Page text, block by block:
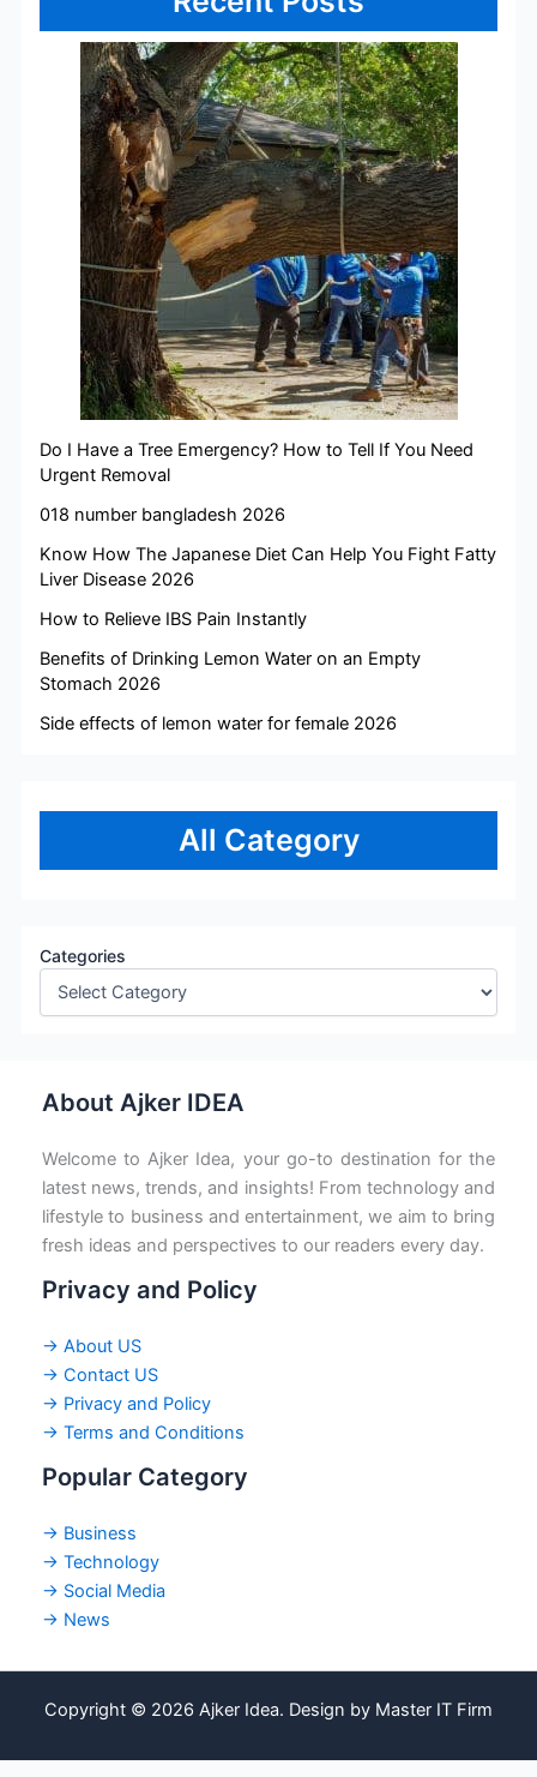
Do I Have a Tree Emergency? How to Tell If You Need
Urgent Removal
018 number bangladesh 2026
Know How The Japanese Diet Can Help You Fight Fatty
Liver Disease 2026
How to Relieve IBS Pain Instantly
Benefits of Drinking Lemon Water on an Empty
Stomach 2026
Side effects of lemon water for female 2026
All Category
Categories
About Ajker IDEA
Welcome to Ajker Idea, your go-to destination for the
latest news, trends, and insights! From technology and
lifestyle to business and entertainment, we aim to bring
fresh ideas and perspectives to our readers every day.
Privacy and Policy
→ About US
→ Contact US
→ Privacy and Policy
→ Terms and Conditions
Popular Category
→ Business
→ Technology
→ Social Media
→ News
Copyright © 2026 Ajker Idea. Design by Master IT Firm